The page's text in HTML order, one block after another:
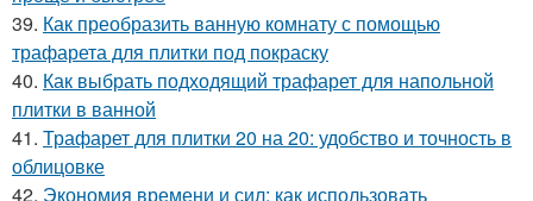
39. Как преобразить ванную комнату с помощью
трафарета для плитки под покраску
40. Как выбрать подходящий трафарет для напольной
плитки в ванной
41. Трафарет для плитки 20 на 20: удобство и точность в
облицовке
42. Экономия времени и сил: как использовать